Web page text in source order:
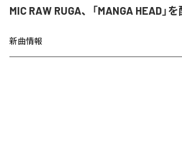
MIC RAW RUGA、「MANGA HEAD」
新曲情報